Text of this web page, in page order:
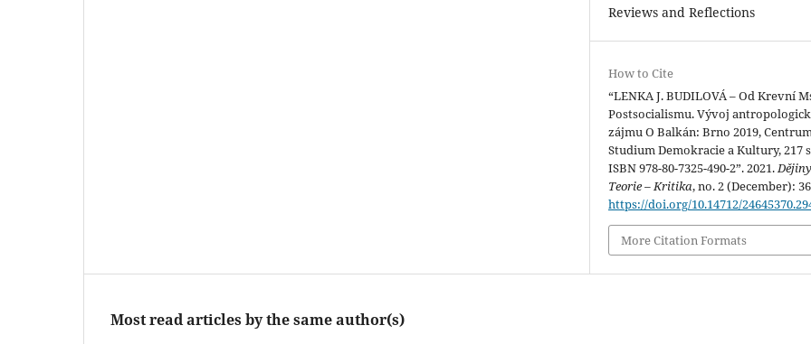
Reviews and Reflections
How to Cite
“LENKA J. BUDILOVÁ – Od Krevní
Postsocialismu. Vývoj
zájmu O Balkán: Brno 2019,
Studium Demokracie a Kultury, 217
ISBN 978-80-7325-490-2”. 2021.
Teorie – Kritika, no. 2 (December):
https://doi.org/10.14712/
More Citation Formats
Most read articles by the same author(s)